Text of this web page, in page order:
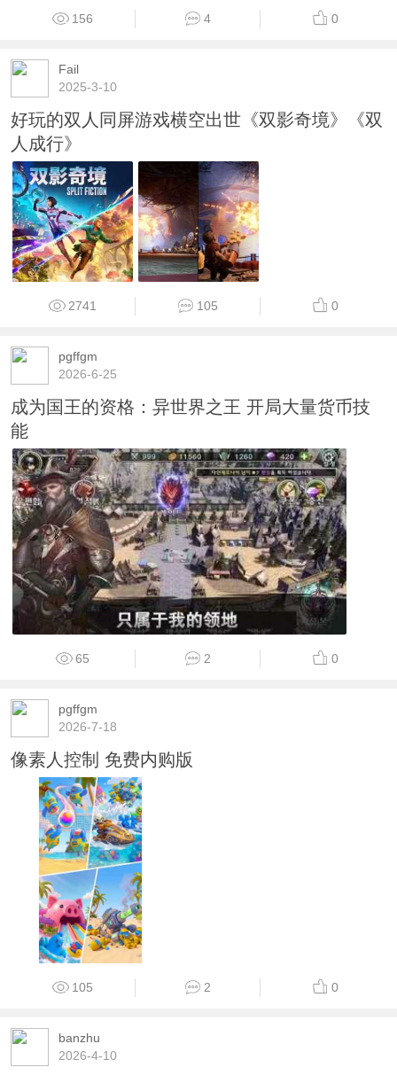
156 4 0
Fail
2025-3-10
好玩的双人同屏游戏横空出世《双影奇境》《双
人成行》
2741 105 0
pgffgm
2026-6-25
成为国王的资格：异世界之王 开局大量货币技
能
65 2 0
pgffgm
2026-7-18
像素人控制 免费内购版
105 2 0
banzhu
2026-4-10